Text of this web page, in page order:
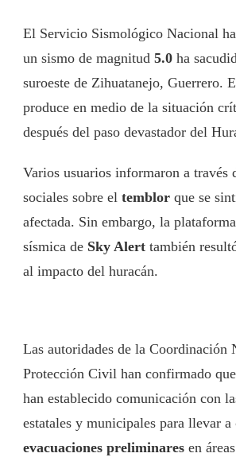
El Servicio Sismológico Nacional
un sismo de magnitud 5.0 ha
suroeste de Zihuatanejo, Guerrero.
produce en medio de la situación
después del paso devastador del
Varios usuarios informaron a través
sociales sobre el temblor que se
afectada. Sin embargo, la
sísmica de Sky Alert también
al impacto del huracán.
Las autoridades de la Coordinación
Protección Civil han confirmado
han establecido comunicación con
estatales y municipales para llevar a
evacuaciones preliminares en